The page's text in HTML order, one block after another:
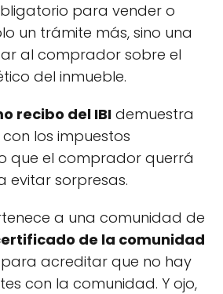
para vender o
un trámite más, sino una
al comprador sobre el
del inmueble.
recibo del IBI demuestra
los impuestos
que el comprador querrá
sorpresas.
a una comunidad de
de la comunidad
acreditar que no hay
con la comunidad. Y ojo,